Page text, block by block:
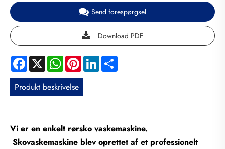
Send forespørgsel
Download PDF
Facebook
X WhatsApp
PinterestLinkedIn
Produkt beskrivelse
Vi er en enkelt rørsko vaskemaskine.
Skovaskemaskine blev oprettet af et professionelt